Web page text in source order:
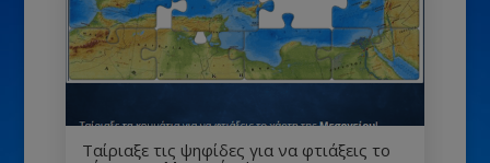
Ταίριαξε τις ψηφίδες για να φτιάξεις το